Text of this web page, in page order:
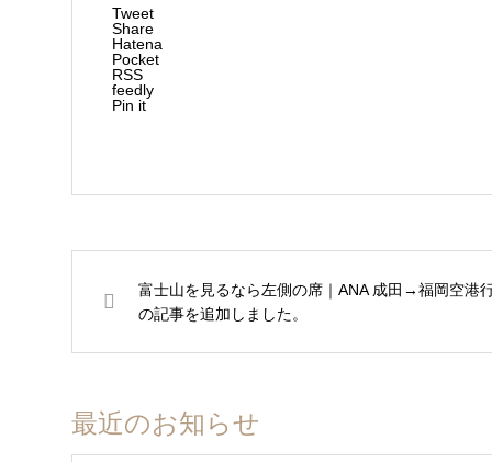
Tweet
Share
Hatena
Pocket
RSS
feedly
Pin it
富士山を見るなら左側の席｜ANA 成田→福岡空港
の記事を追加しました。
最近のお知らせ